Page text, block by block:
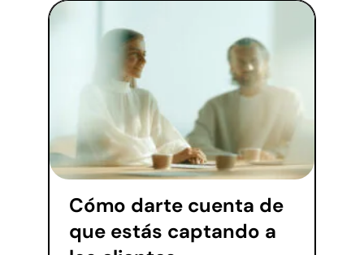
Cómo darte cuenta de
que estás captando a